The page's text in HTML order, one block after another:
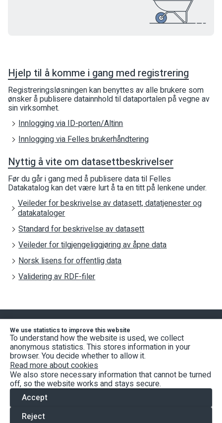
We use statistics to improve this website
To understand how the website is used, we collect
anonymous statistics. This stores information in your
browser. You decide whether to allow it.
Read more about cookies
We also store necessary information that cannot be turned
off, so the website works and stays secure.
Accept
Reject
Hjelp til å komme i gang med registrering
Registreringsløsningen kan benyttes av alle brukere som
ønsker å publisere datainnhold til dataportalen på vegne av
sin virksomhet.
Innlogging via ID-porten/Altinn
Innlogging via Felles brukerhåndtering
Nyttig å vite om datasettbeskrivelser
Før du går i gang med å publisere data til Felles
Datakatalog kan det være lurt å ta en titt på lenkene under.
Veileder for beskrivelse av datasett, datatjenester og
datakataloger
Standard for beskrivelse av datasett
Veileder for tilgjengeliggjøring av åpne data
Norsk lisens for offentlig data
Validering av RDF-filer
Digitaliseringsdirektoratet forvalter Felles datakatalog.
Bruksvilkår
Personvernerklæring
Informasjonskapsler